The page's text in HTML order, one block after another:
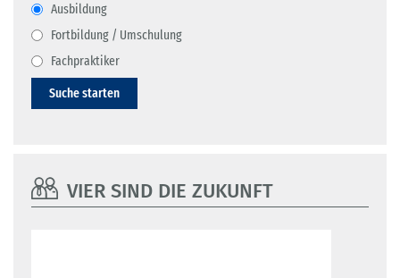
Ausbildung
Fortbildung / Umschulung
Fachpraktiker
Suche starten
VIER SIND DIE ZUKUNFT